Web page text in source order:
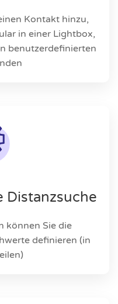
Kontakt hinzu,
in einer Lightbox,
benutzerdefinierten
Distanzsuche
können Sie die
definieren (in